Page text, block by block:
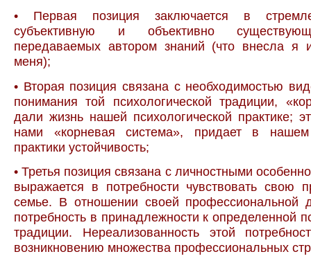
• Первая позиция заключается в
субъективную и объективно
передаваемых автором знаний (что внесла
меня);
• Вторая позиция связана с необходимостью
понимания той психологической традиции,
дали жизнь нашей психологической практике;
нами «корневая система», придает в нашем
практики устойчивость;
• Третья позиция связана с личностными
выражается в потребности чувствовать свою
семье. В отношении своей профессиональной
потребность в принадлежности к определенной
традиции. Нереализованность этой
возникновению множества профессиональных